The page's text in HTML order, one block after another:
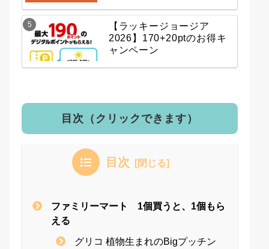
【ラッキージョージア
2026】170+20ptのお得キ
ャンペーン
目次（クリックできます）
目次
ファミリーマート 1個買うと、1個もら
える
グリコ 植物生まれのBigプッチン